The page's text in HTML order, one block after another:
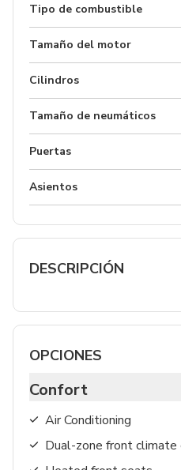
Tipo de combustible
Tamaño del motor
Cilindros
Tamaño de neumáticos
Puertas
Asientos
DESCRIPCIÓN
OPCIONES
Confort
Air Conditioning
Dual-zone front